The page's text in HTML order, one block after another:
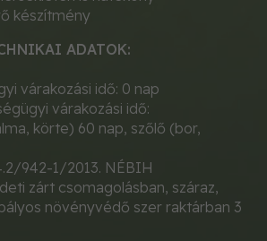
készítmény
ADATOK:
várakozási idő: 0 nap
várakozási idő:
körte) 60 nap, szőlő (bor,
942-1/2013. NÉBIH
zárt csomagolásban, száraz,
növényvédő szer raktárban 3